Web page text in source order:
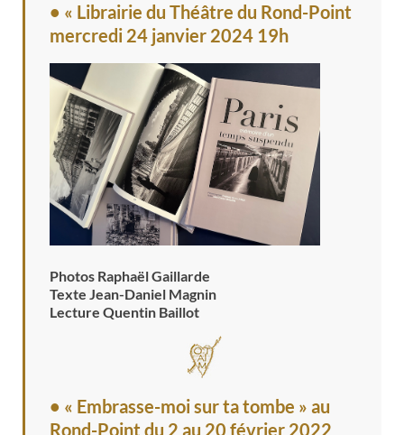
• « Librairie du Théâtre du Rond-Point
mercredi 24 janvier 2024 19h
Photos Raphaël Gaillarde
Texte Jean-Daniel Magnin
Lecture Quentin Baillot
• « Embrasse-moi sur ta tombe » au
Rond-Point du 2 au 20 février 2022